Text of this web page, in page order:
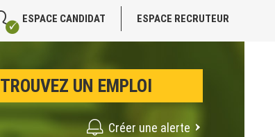
ESPACE CANDIDAT ESPACE RECRUTEUR
Créer une alerte